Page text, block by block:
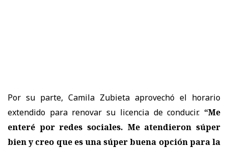
Por su parte, Camila Zubieta aprovechó el horario
extendido para renovar su licencia de conducir. “Me
enteré por redes sociales. Me atendieron súper
bien y creo que es una súper buena opción para la